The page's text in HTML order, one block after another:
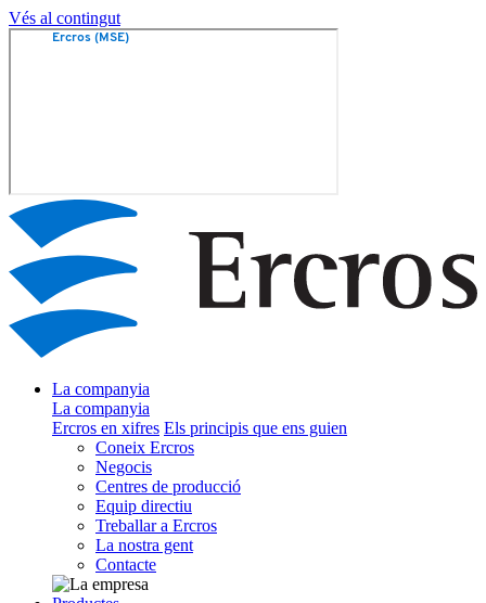
Vés al contingut
La companyia
La companyia
Ercros en xifres Els principis que ens guien
Coneix Ercros
Negocis
Centres de producció
Equip directiu
Treballar a Ercros
La nostra gent
Contacte